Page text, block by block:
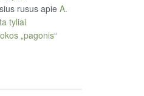
rususapie A.
tyliai
„pagonis“